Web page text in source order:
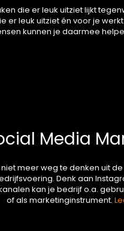
die er leuk uitziet lijkt
er leuk uitziet én voor je
kunnen je daarmee
Media
meer weg te denken uit
Denk aan
kan je bedrijf o.a.
of als marketinginstrument.